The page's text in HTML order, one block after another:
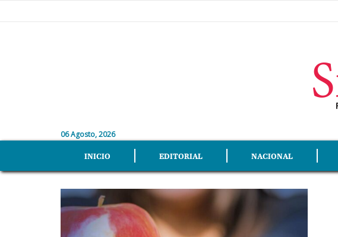
06 Agosto, 2026
INICIO EDITORIAL NACIONAL